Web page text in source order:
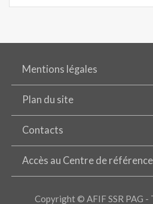
Mentions légales
Plan du site
Contacts
Accès au Centre de référence
Copyright © AFIF SSR PAG -